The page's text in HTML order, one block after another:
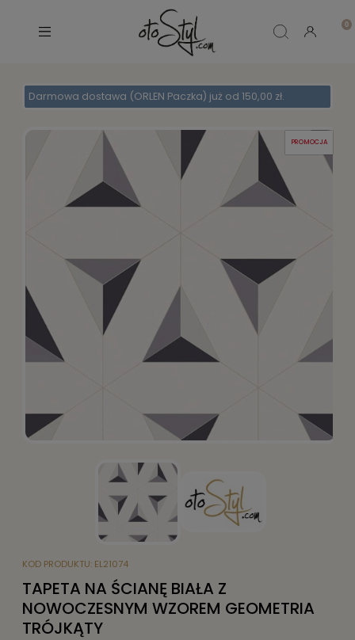
Darmowa dostawa (ORLEN Paczka) już od 150,00 zł.
PROMOCJA
KOD PRODUKTU: EL21074
TAPETA NA ŚCIANĘ BIAŁA Z
NOWOCZESNYM WZOREM GEOMETRIA
TRÓJKĄTY